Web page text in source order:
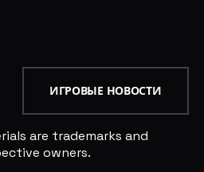
ИГРОВЫЕ НОВОСТИ
are trademarks and
owners.